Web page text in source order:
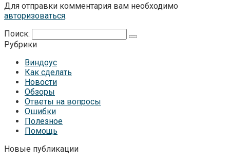
Для отправки комментария вам необходимо
авторизоваться.
Поиск:
Рубрики
Виндоус
Как сделать
Новости
Обзоры
Ответы на вопросы
Ошибки
Полезное
Помощь
Новые публикации